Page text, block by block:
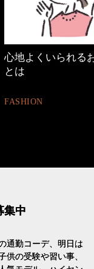
優木まおみさん「
割。」
LIFESTYLE
集中
通勤コーデ、明日は
供の受験や習い事、